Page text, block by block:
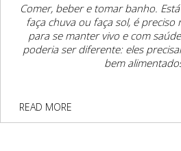
Comer, beber e tomar banho.
faça chuva ou faça sol, é
para se manter vivo e com
poderia ser diferente: eles
bem alimentados
READ MORE